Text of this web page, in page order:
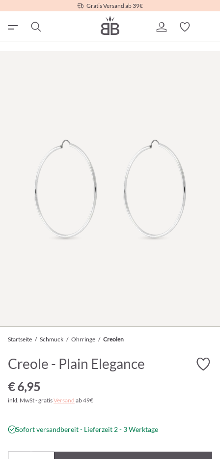
Gratis Versand ab 39€
Startseite / Schmuck / Ohrringe / Creolen
Creole - Plain Elegance
€ 6,95
inkl. MwSt - gratisVersand ab 49€
Sofort versandbereit - Lieferzeit 2 - 3 Werktage